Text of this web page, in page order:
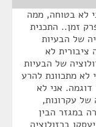
לא בטוחה, ממה
זמן.. התכנית
של הבעיות
ציבורית לא
של הבעיות
לא מתכוונת להרע
אני לא
עקרונות,
במגזר הבין